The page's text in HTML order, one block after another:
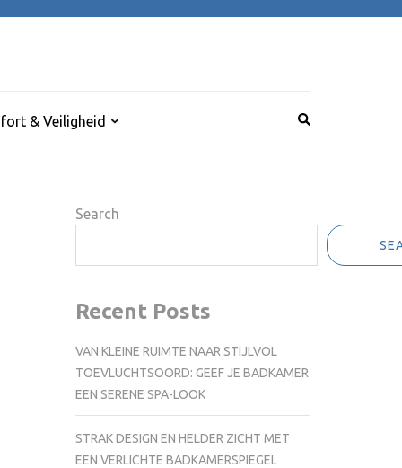
& Veiligheid
Search
Recent Posts
VAN KLEINE RUIMTE NAAR STIJLVOL
TOEVLUCHTSOORD: GEEF JE BADKAMER
EEN SERENE SPA-LOOK
STRAK DESIGN EN HELDER ZICHT MET
EEN VERLICHTE BADKAMERSPIEGEL